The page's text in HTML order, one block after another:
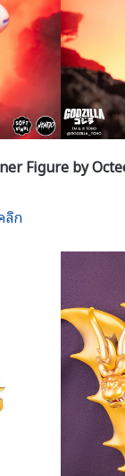
Figure by
ลิก